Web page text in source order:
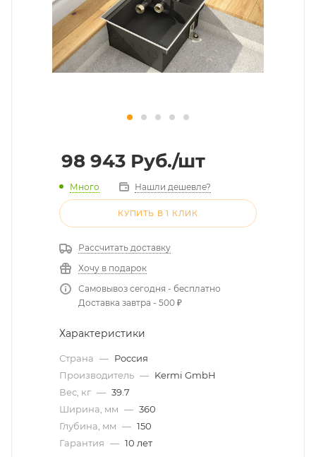
98 943 Руб./шт
Много Нашли дешевле?
КУПИТЬ В 1 КЛИК
Рассчитать доставку
Хочу в подарок
Самовывоз сегодня - бесплатно
Доставка завтра - 500 ₽
Характеристики
Страна — Россия
Производитель — Kermi GmbH
Вес, кг — 39.7
Ширина, мм — 360
Глубина, мм — 150
Гарантия — 10 лет